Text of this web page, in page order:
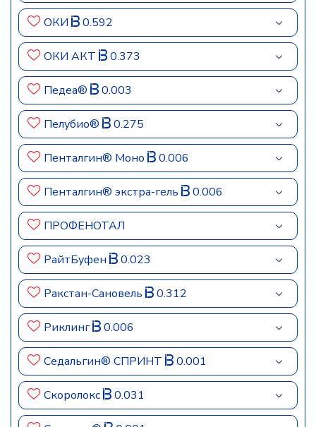
ОКИ 0.592
ОКИ АКТ 0.373
Педеа® 0.003
Пелубио® 0.275
Пенталгин® Моно 0.006
Пенталгин® экстра-гель 0.006
ПРОФЕНОТАЛ
РайтБуфен 0.023
Ракстан-Сановель 0.312
Риклинг 0.006
Седальгин® СПРИНТ 0.001
Скоролокс 0.031